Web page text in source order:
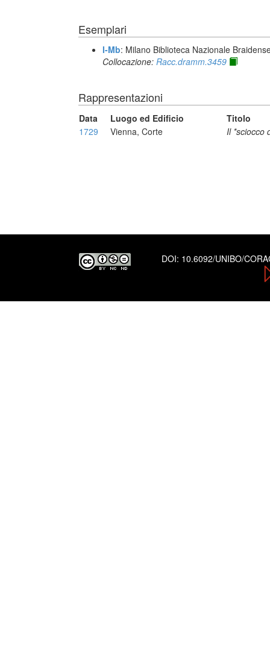
Esemplari
I-Mb: Milano Biblioteca Nazionale
Collocazione: Racc.dramm.3459
Rappresentazioni
Data Luogo ed Edificio
Titolo
1729
Vienna, Corte Il *sciocco
DOI: 10.6092/UNIBO/